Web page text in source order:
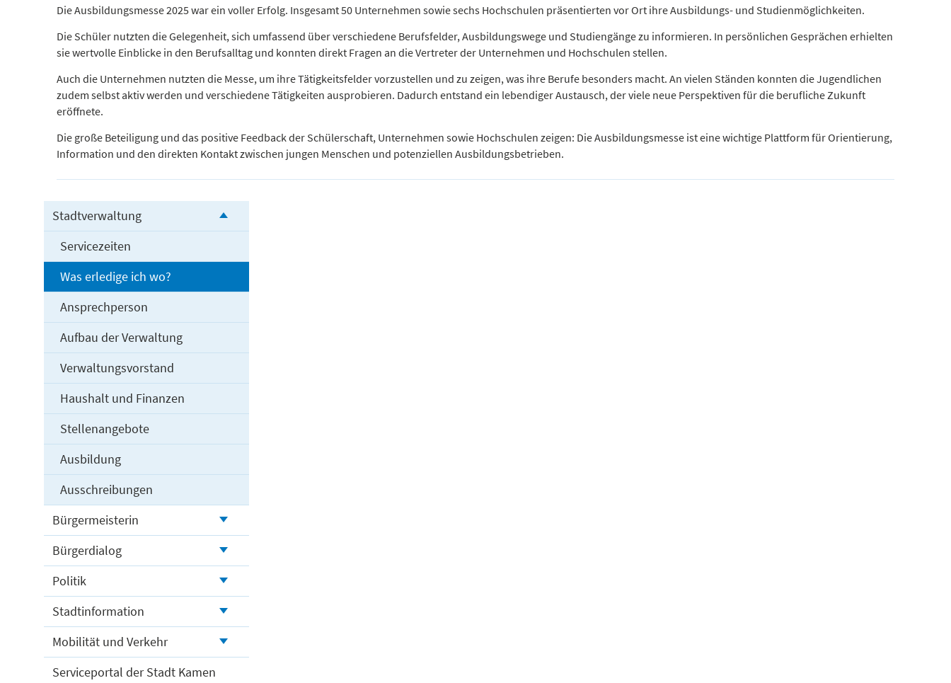
Die Ausbildungsmesse 2025 war ein voller Erfolg. Insgesamt 50 Unternehmen sowie sechs Hochschulen präsentierten vor Ort ihre Ausbildungs- und Studienmöglichkeiten.
Die Schüler nutzten die Gelegenheit, sich umfassend über verschiedene Berufsfelder, Ausbildungswege und Studiengänge zu informieren. In persönlichen Gesprächen erhielten
sie wertvolle Einblicke in den Berufsalltag und konnten direkt Fragen an die Vertreter der Unternehmen und Hochschulen stellen.
Auch die Unternehmen nutzten die Messe, um ihre Tätigkeitsfelder vorzustellen und zu zeigen, was ihre Berufe besonders macht. An vielen Ständen konnten die Jugendlichen
zudem selbst aktiv werden und verschiedene Tätigkeiten ausprobieren. Dadurch entstand ein lebendiger Austausch, der viele neue Perspektiven für die berufliche Zukunft
eröffnete.
Die große Beteiligung und das positive Feedback der Schülerschaft, Unternehmen sowie Hochschulen zeigen: Die Ausbildungsmesse ist eine wichtige Plattform für Orientierung,
Information und den direkten Kontakt zwischen jungen Menschen und potenziellen Ausbildungsbetrieben.
Stadtverwaltung
Servicezeiten
Was erledige ich wo?
Ansprechperson
Aufbau der Verwaltung
Verwaltungsvorstand
Haushalt und Finanzen
Stellenangebote
Ausbildung
Ausschreibungen
Bürgermeisterin
Bürgerdialog
Politik
Stadtinformation
Mobilität und Verkehr
Serviceportal der Stadt Kamen